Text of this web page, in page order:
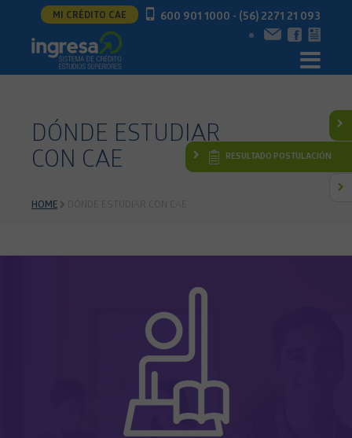
MI CRÉDITO CAE 600 901 1000 - (56) 2271 21 093
RESULTADO POSTULACIÓN
DÓNDE ESTUDIAR
CON CAE
HOME DÓNDE ESTUDIAR CON CAE